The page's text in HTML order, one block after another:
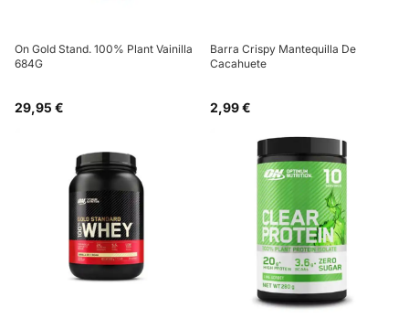
On Gold Stand. 100% Plant Vainilla
684G
29,95 €
Barra Crispy Mantequilla De
Cacahuete
2,99 €